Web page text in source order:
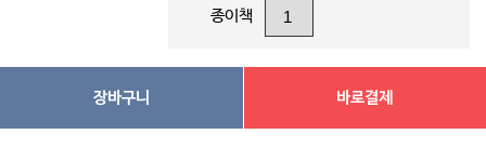
종이책
장바구니 바로결제